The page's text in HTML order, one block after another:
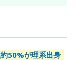
約50%が理系出身